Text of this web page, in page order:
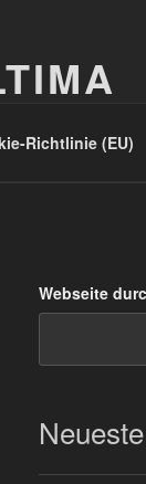
Richtlinie (EU)
Webseite